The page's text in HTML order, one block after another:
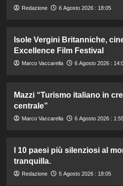
Redazione 6 Agosto 2026 : 18:05
Isole Vergini Britanniche,
Excellence Film Festival
Marco Vaccarella 6 Agosto 2026 :
Mazzi “Turismo italiano in
centrale”
Marco Vaccarella 6 Agosto 2026 :
I 10 paesi più silenziosi al
tranquilla.
Redazione 5 Agosto 2026 : 18:05